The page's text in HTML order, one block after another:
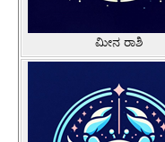
ಮೀನ ರಾಶಿ